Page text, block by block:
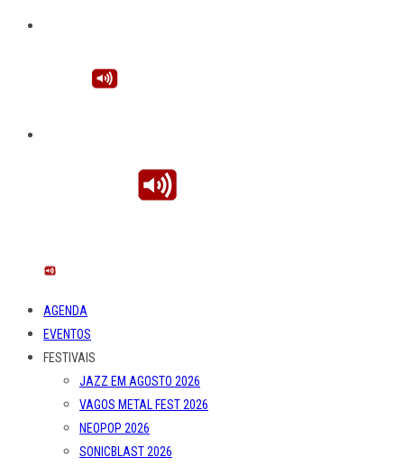
AGENDA
EVENTOS
FESTIVAIS
JAZZ EM AGOSTO 2026
VAGOS METAL FEST 2026
NEOPOP 2026
SONICBLAST 2026